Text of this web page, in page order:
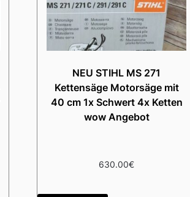
NEU STIHL MS 271
Kettensäge Motorsäge mit
40 cm 1x Schwert 4x Ketten
wow Angebot
630.00€